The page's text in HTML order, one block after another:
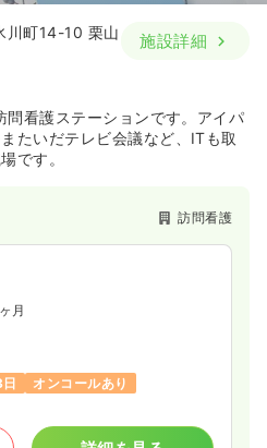
川町14-10 栗山
施設詳細
看護ステーションです。アイパ
たいだテレビ会議など、ITも取
です。
訪問看護
月
オンコールあり